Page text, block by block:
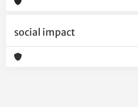
social impact